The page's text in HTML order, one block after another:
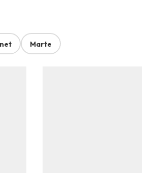
Marte